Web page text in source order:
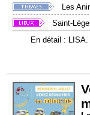
Les
Saint-
En détail : LISA.